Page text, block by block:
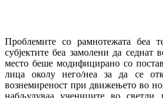
Проблемите со рамнотежата беа
субјектите беа замолени да седнат
место беше модифицирано со
лица околу него/неа за да се
вознемиреност при движењето во